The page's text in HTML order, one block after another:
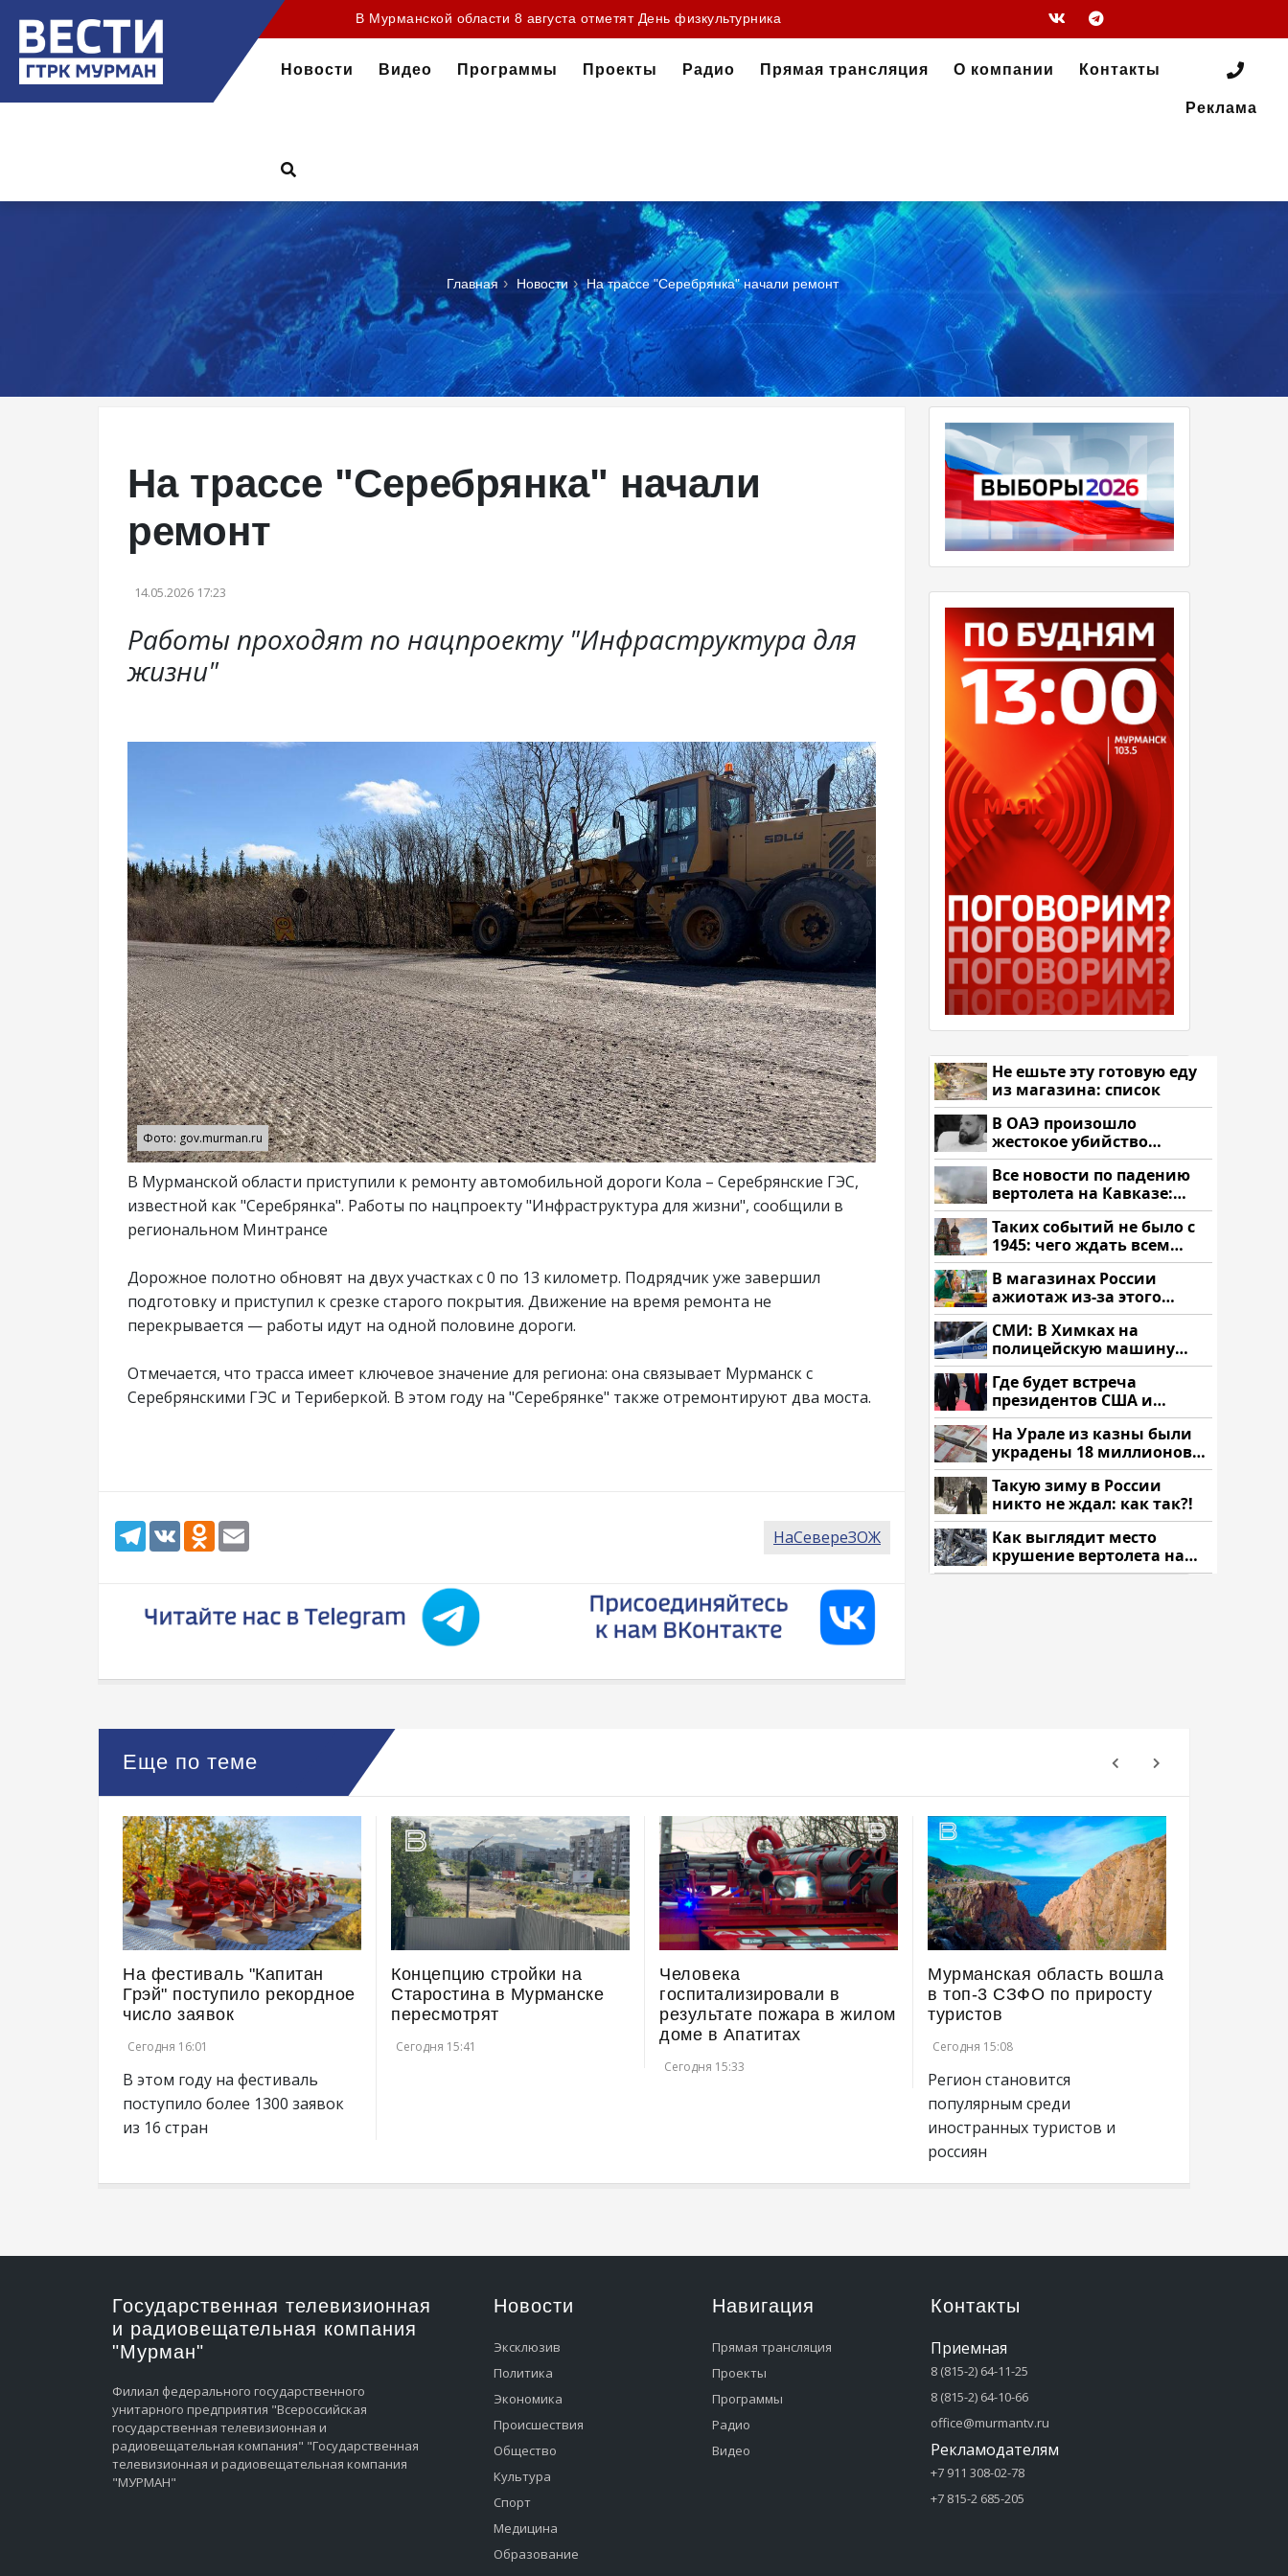
35 лет назад в Баренцевом море установили мировой рекорд
В Мурманской области 8 августа отметят День физкультурника
Новости Видео Программы Проекты Радио Прямая трансляция О компании Контакты
Реклама
Главная › Новости › На трассе "Серебрянка" начали ремонт
На трассе "Серебрянка" начали
ремонт
14.05.2026 17:23
Работы проходят по нацпроекту "Инфраструктура для
жизни"
Фото: gov.murman.ru
В Мурманской области приступили к ремонту автомобильной дороги Кола – Серебрянские ГЭС,
известной как "Серебрянка". Работы по нацпроекту "Инфраструктура для жизни", сообщили в
региональном Минтрансе
Дорожное полотно обновят на двух участках с 0 по 13 километр. Подрядчик уже завершил
подготовку и приступил к срезке старого покрытия. Движение на время ремонта не
перекрывается — работы идут на одной половине дороги.
Отмечается, что трасса имеет ключевое значение для региона: она связывает Мурманск с
Серебрянскими ГЭС и Териберкой. В этом году на "Серебрянке" также отремонтируют два моста.
Telegram
VK Odnoklassniki НаСевереЗОЖ
Еще по теме
На фестиваль "Капитан
Грэй" поступило рекордное
число заявок
Сегодня 16:01
В этом году на фестиваль
поступило более 1300 заявок
из 16 стран
Концепцию стройки на
Старостина в Мурманске
пересмотрят
Сегодня 15:41
Человека
госпитализировали в
результате пожара в жилом
доме в Апатитах
Сегодня 15:33
Мурманская область вошла
в топ-3 СЗФО по приросту
туристов
Сегодня 15:08
Регион становится
популярным среди
иностранных туристов и
россиян
Не ешьте эту готовую еду
из магазина: список
В ОАЭ произошло
жестокое убийство
криптомиллионера
Все новости по падению
вертолета на Кавказе:
читать здесь
Таких событий не было с
1945: чего ждать всем
нам?
В магазинах России
ажиотаж из-за этого
продукта: что купить?
СМИ: В Химках на
полицейскую машину
напали и подожгли.
Где будет встреча
президентов США и
России: Европа?
На Урале из казны были
украдены 18 миллионов
рублей
Такую зиму в России
никто не ждал: как так?!
Как выглядит место
крушение вертолета на
Кавказе: смотреть
Государственная телевизионная
и радиовещательная компания
"Мурман"
Филиал федерального государственного
унитарного предприятия "Всероссийская
государственная телевизионная и
радиовещательная компания" "Государственная
телевизионная и радиовещательная компания
"МУРМАН"
Новости
Эксклюзив
Политика
Экономика
Происшествия
Общество
Культура
Спорт
Медицина
Образование
Навигация
Прямая трансляция
Проекты
Программы
Радио
Видео
Контакты
Приемная
8 (815-2) 64-11-25
8 (815-2) 64-10-66
office@murmantv.ru
Рекламодателям
+7 911 308-02-78
+7 815-2 685-205